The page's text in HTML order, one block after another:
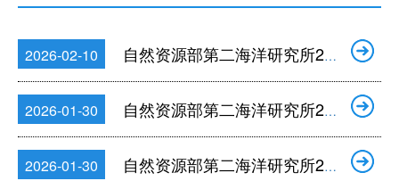
2026-02-10 自然资源部第二海洋研究所2026年度公开招聘考察对象名单公告
2026-01-30 自然资源部第二海洋研究所2026年度公开招聘硕士及以下岗位面试公告
2026-01-30 自然资源部第二海洋研究所2026年公开招聘硕士及以下岗位入围面试人员名单公告